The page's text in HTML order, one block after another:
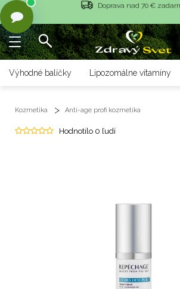
Rýchle dodanie <36 hod
Rýchle dodanie <36 hod
Výhodné balíčky Lipozomálne vitamíny
Kozmetika Anti-age profi kozmetika
Hodnotilo 0 ľudí